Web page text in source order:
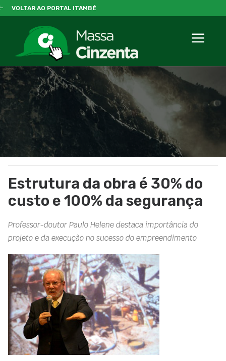
VOLTAR AO PORTAL ITAMBÉ
Estrutura da obra é 30% do
custo e 100% da segurança
Professor-doutor Paulo Helene destaca importância do
projeto e da execução no sucesso do empreendimento